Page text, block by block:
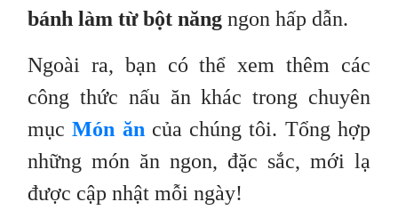
bánh làm từ bột năng ngon hấp dẫn.
Ngoài ra, bạn có thể xem thêm các
công thức nấu ăn khác trong chuyên
mụcMón ăncủa chúng tôi. Tổng hợp
những món ăn ngon, đặc sắc, mới lạ
được cập nhật mỗi ngày!